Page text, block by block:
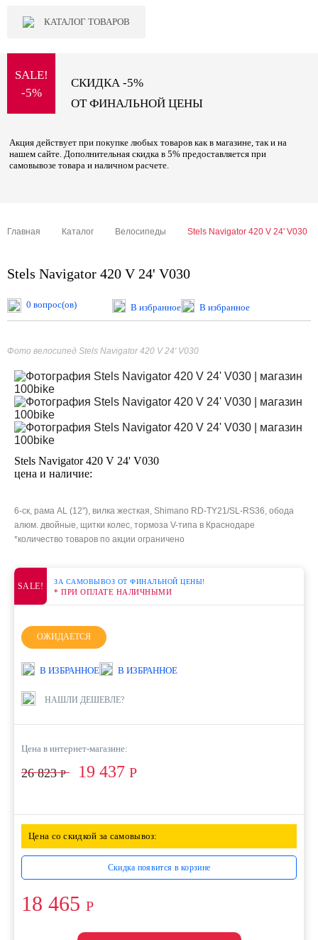
КАТАЛОГ ТОВАРОВ
SALE!
-5%
СКИДКА -5%
ОТ ФИНАЛЬНОЙ ЦЕНЫ
Акция действует при покупке любых товаров как в магазине, так и на
нашем сайте. Дополнительная скидка в 5% предоставляется при
самовывозе товара и наличном расчете.
Главная Каталог Велосипеды Stels Navigator 420 V 24' V030
Stels Navigator 420 V 24' V030
0 вопрос(ов) В избранное В избранное
Фото велосипед Stels Navigator 420 V 24' V030
Stels Navigator 420 V 24' V030
цена и наличие:
6-ск, рама AL (12"), вилка жесткая, Shimano RD-TY21/SL-RS36, обода
алюм. двойные, щитки колес, тормоза V-типа в Краснодаре
*количество товаров по акции ограничено
SALE! ЗА САМОВЫВОЗ ОТ ФИНАЛЬНОЙ ЦЕНЫ!
* ПРИ ОПЛАТЕ НАЛИЧНЫМИ
ОЖИДАЕТСЯ
В ИЗБРАННОЕ В ИЗБРАННОЕ
НАШЛИ ДЕШЕВЛЕ?
Цена в интернет-магазине:
26 823Р 19 437 Р
Цена со скидкой за самовывоз:
Скидка появится в корзине
18 465 Р